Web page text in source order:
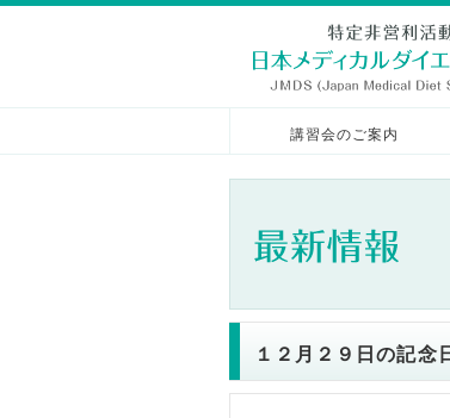
講習会のご案内
１２月２９日の記念